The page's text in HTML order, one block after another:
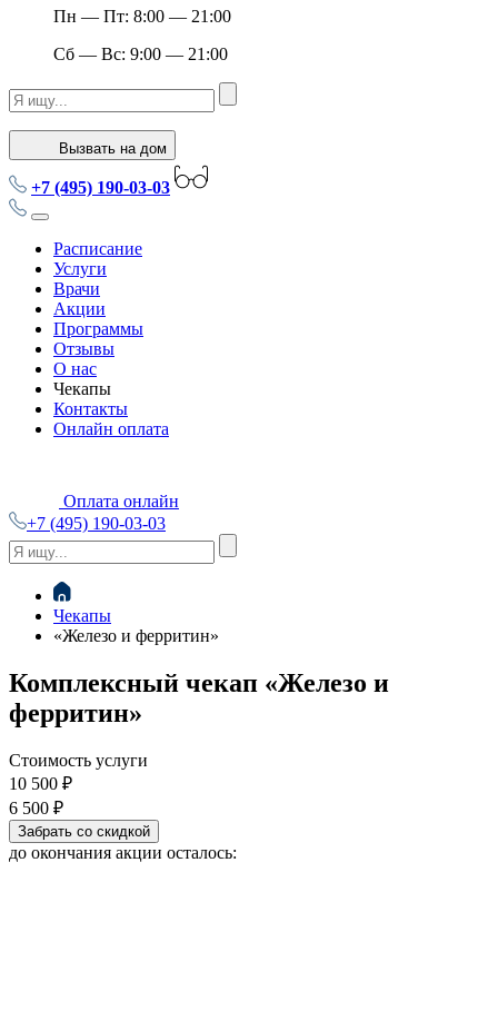
Пн — Пт: 8:00 — 21:00
Сб — Вс: 9:00 — 21:00
Вызвать на дом
+7 (495) 190-03-03
Расписание
Услуги
Врачи
Акции
Программы
Отзывы
О нас
Чекапы
Контакты
Онлайн оплата
Оплата онлайн
+7 (495) 190-03-03
Чекапы
«Железо и ферритин»
Комплексный чекап «Железо и
ферритин»
Стоимость услуги
10 500 ₽
6 500 ₽
Забрать со скидкой
до окончания акции осталось: